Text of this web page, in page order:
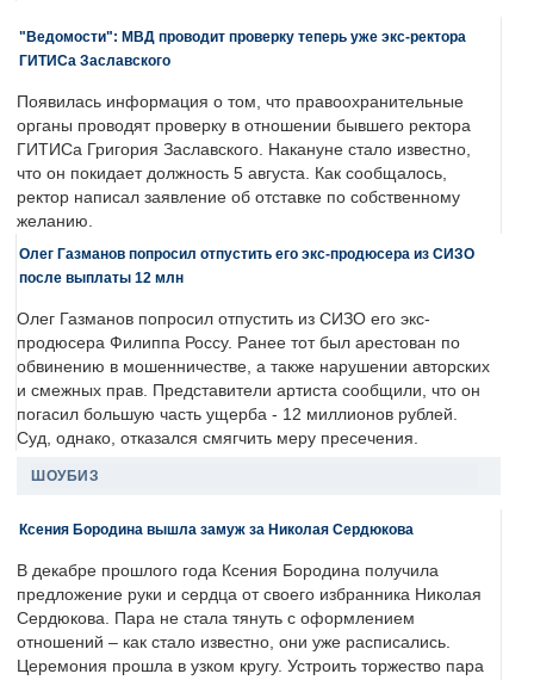
"Ведомости": МВД проводит проверку теперь уже экс-ректора
ГИТИСа Заславского
Появилась информация о том, что правоохранительные
органы проводят проверку в отношении бывшего ректора
ГИТИСа Григория Заславского. Накануне стало известно,
что он покидает должность 5 августа. Как сообщалось,
ректор написал заявление об отставке по собственному
желанию.
Олег Газманов попросил отпустить его экс-продюсера из СИЗО
после выплаты 12 млн
Олег Газманов попросил отпустить из СИЗО его экс-
продюсера Филиппа Россу. Ранее тот был арестован по
обвинению в мошенничестве, а также нарушении авторских
и смежных прав. Представители артиста сообщили, что он
погасил большую часть ущерба - 12 миллионов рублей.
Суд, однако, отказался смягчить меру пресечения.
ШОУБИЗ
Ксения Бородина вышла замуж за Николая Сердюкова
В декабре прошлого года Ксения Бородина получила
предложение руки и сердца от своего избранника Николая
Сердюкова. Пара не стала тянуть с оформлением
отношений – как стало известно, они уже расписались.
Церемония прошла в узком кругу. Устроить торжество пара